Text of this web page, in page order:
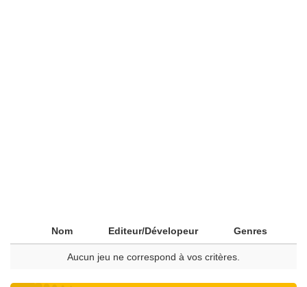
Nom Editeur/Dévelopeur Genres
Aucun jeu ne correspond à vos critères.